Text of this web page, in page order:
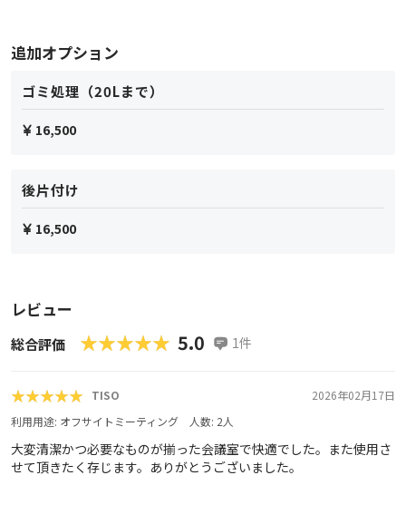
追加オプション
ゴミ処理（20Lまで）
16,500
後片付け
16,500
レビュー
総合評価 ★★★★★
★★★★★ 5.0 1件
★★★★★
★★★★★ TISO
2026年02月17日
利用用途: オフサイトミーティング 人数: 2人
大変清潔かつ必要なものが揃った会議室で快適でした。また使用さ
せて頂きたく存じます。ありがとうございました。